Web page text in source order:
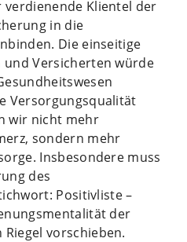
verdienende Klientel der
in die
Die einseitige
und Versicherten würde
Versorgungsqualität
wir nicht mehr
sondern mehr
Insbesondere muss
des
Positivliste –
der
vorschieben.